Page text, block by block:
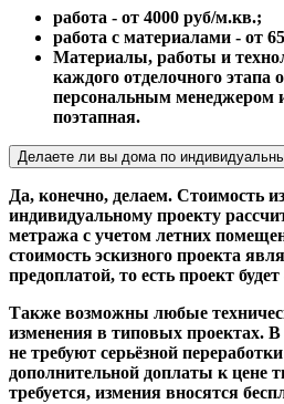
работа - от 4000 руб/м.кв.;
работа с материалами - от
Материалы, работы и
каждого отделочного этапа
персональным менеджером
поэтапная.
Делаете ли вы дома по
Да, конечно, делаем. Стоимость
индивидуальному проекту
метража с учетом летних
стоимость эскизного проекта
предоплатой, то есть проект
Также возможны любые
изменения в типовых проектах. В
не требуют серьёзной
дополнительной доплаты к цене
требуется, измения вносятся